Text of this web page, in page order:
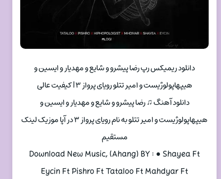
دانلود ریمیکس رپ رضا پیشرو و شایع و مهدیار و ایسین و
هیپهاپولوژیست و امیر تتلو رویای پرواز ۳ | کیفیت عالی
دانلود آهنگ ♫ رضا پیشرو و شایع و مهدیار و ایسین و
هیپهاپولوژیست و امیر تتلو به نام رویای پرواز ۳ در آپا موزیک لینک
مستقیم
Download New Music, (Ahang) BY : ● Shayea Ft
Eycin Ft Pishro Ft Tataloo Ft Mahdyar Ft